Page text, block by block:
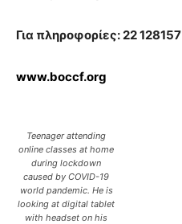
Για πληροφορίες: 22 128157
www.boccf.org
Teenager attending
online classes at home
during lockdown
caused by COVID-19
world pandemic. He is
looking at digital tablet
with headset on his